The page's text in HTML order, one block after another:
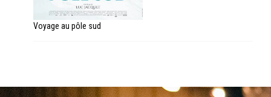
Voyage au pôle sud